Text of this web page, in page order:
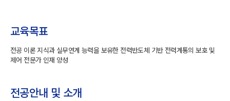
교육목표
전공 이론 지식과 실무연계 능력을 보유한 전력반도체 기반 전력계통의 보호 및
제어 전문가 인재 양성
전공안내 및 소개